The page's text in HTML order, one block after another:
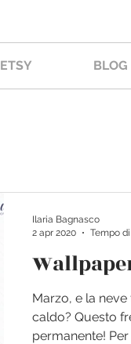
ETSY BLOG
Marzo, e la
caldo? Questo
permanente!
Ilaria Bagnasco
2 apr 2020
Tempo